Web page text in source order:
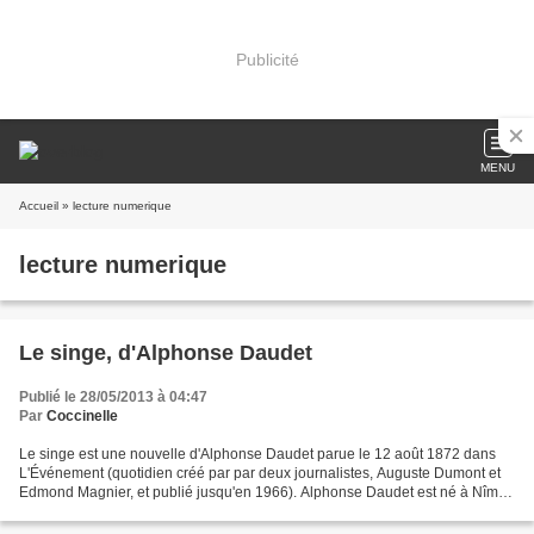
Publicité
MENU
Accueil » lecture numerique
lecture numerique
Le singe, d'Alphonse Daudet
Publié le 28/05/2013 à 04:47
Par Coccinelle
Le singe est une nouvelle d'Alphonse Daudet parue le 12 août 1872 dans
L'Événement (quotidien créé par par deux journalistes, Auguste Dumont et
Edmond Magnier, et publié jusqu'en 1966). Alphonse Daudet est né à Nîmes